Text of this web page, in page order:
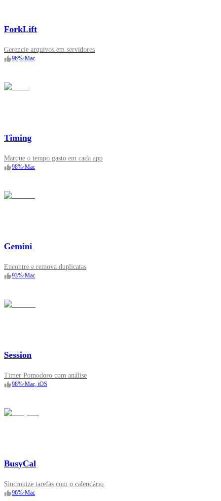
ForkLift
Gerencie arquivos em servidores
96%•Mac
Timing
Marque o tempo gasto em cada app
98%•Mac
Gemini
Encontre e remova duplicatas
93%•Mac
Session
Timer Pomodoro com análise
98%•Mac, iOS
BusyCal
Sincronize tarefas com o calendário
96%•Mac